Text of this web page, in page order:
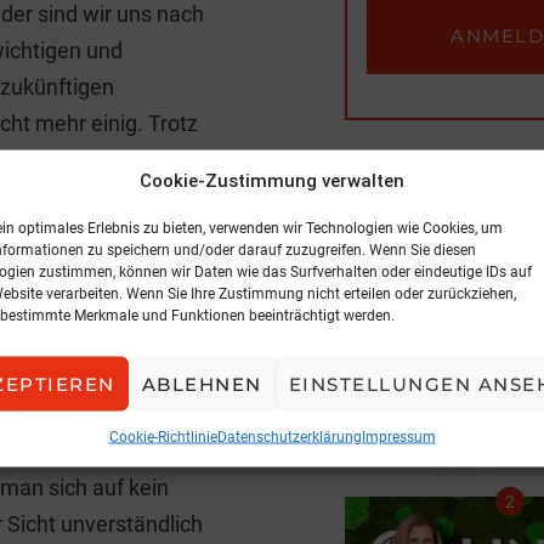
Cookie-Zustimmung verwalten
optimales Erlebnis zu bieten, verwenden wir Technologien wie Cookies, um
zu speichern und/oder darauf zuzugreifen. Wenn Sie diesen
zustimmen, können wir Daten wie das Surfverhalten oder eindeutige IDs auf
verarbeiten. Wenn Sie Ihre Zustimmung nicht erteilen oder zurückziehen,
Merkmale und Funktionen beeinträchtigt werden.
ABLEHNEN EINSTELLUNGEN
Cookie-RichtlinieDatenschutzerklärungImpressum
sind wir uns nach
und
mehr einig. Trotz
für die Merkur mit
mir nicht mehr
von
Strategie für die
unverständlicher vor
es für mich, dass
gesucht, sondern
beschlossen hat.
Tisch zu setzen und
sich auf kein
unverständlich
BELIEBTE
Neues